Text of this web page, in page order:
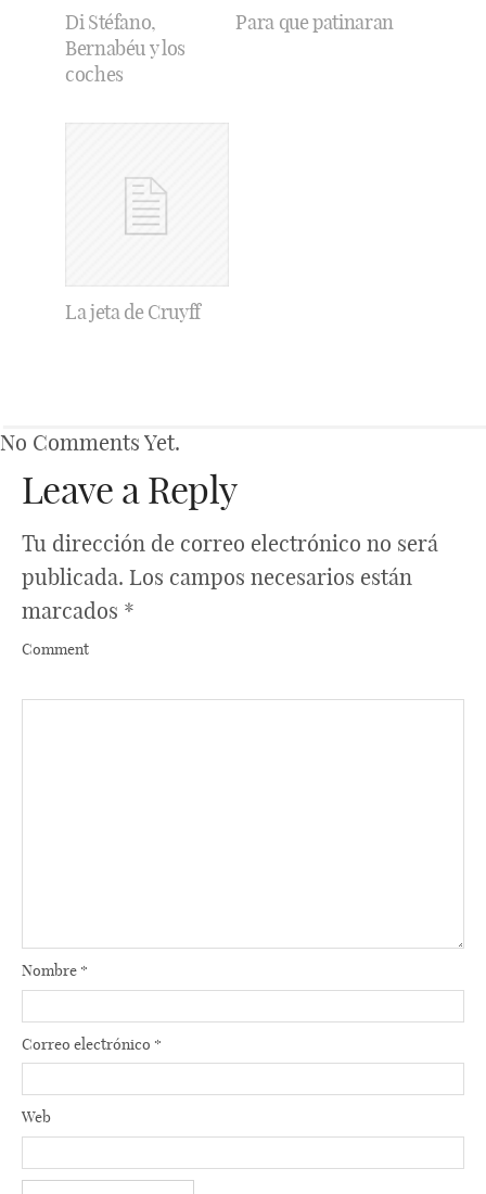
Di Stéfano,
Bernabéu y los
coches
Para que patinaran
La jeta de Cruyff
No Comments Yet.
Leave a Reply
Tu dirección de correo electrónico no será
publicada. Los campos necesarios están
marcados *
Comment
Nombre *
Correo electrónico *
Web